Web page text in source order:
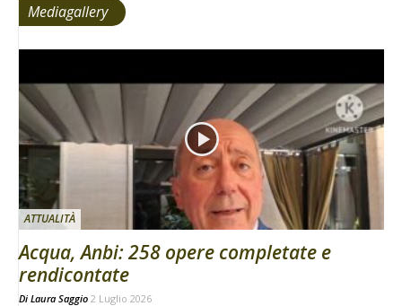
Mediagallery
ATTUALITÀ
Acqua, Anbi: 258 opere completate e
rendicontate
Di Laura Saggio 2 Luglio 2026